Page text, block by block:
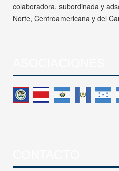
colaboradora, subordinada y
Norte, Centroamericana y del